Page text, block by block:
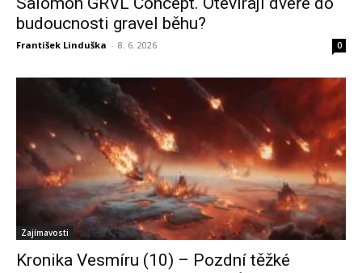
budoucnosti gravel běhu?
František Linduška - 8. 6. 2026 0
Zajímavosti
Kronika Vesmíru (10) – Pozdní těžké